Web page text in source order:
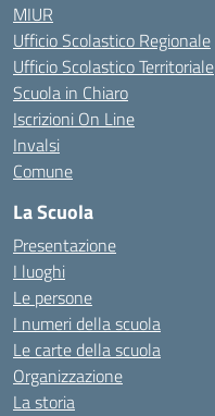
MIUR
Ufficio Scolastico Regionale
Ufficio Scolastico Territoriale
Scuola in Chiaro
Iscrizioni On Line
Invalsi
Comune
La Scuola
Presentazione
I luoghi
Le persone
I numeri della scuola
Le carte della scuola
Organizzazione
La storia